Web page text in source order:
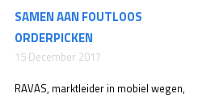
SAMEN AAN FOUTLOOS
ORDERPICKEN
15 December 2017
RAVAS, marktleider in mobiel wegen,